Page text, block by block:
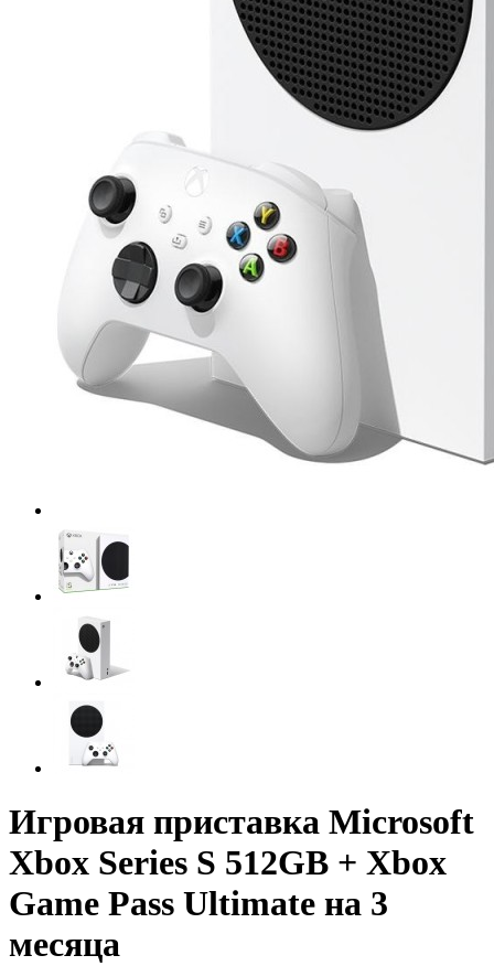
Игровая приставка Microsoft
Xbox Series S 512GB + Xbox
Game Pass Ultimate на 3
месяца